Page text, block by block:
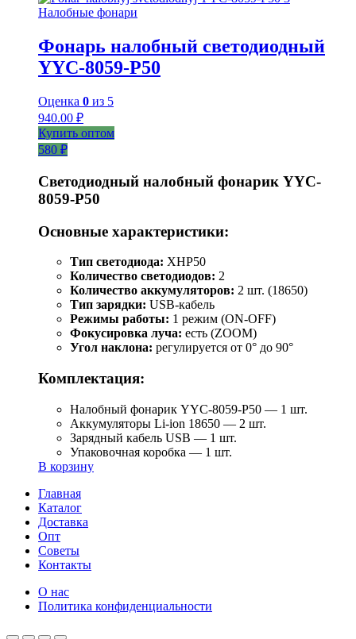
Налобные фонари
Фонарь налобный светодиодный
YYC-8059-P50
Оценка 0 из 5
940.00 ₽
Купить оптом
580 ₽
Светодиодный налобный фонарик YYC-
8059-P50
Основные характеристики:
Тип светодиода: XHP50
Количество светодиодов: 2
Количество аккумуляторов: 2 шт. (18650)
Тип зарядки: USB-кабель
Режимы работы: 1 режим (ON-OFF)
Фокусировка луча: есть (ZOOM)
Угол наклона: регулируется от 0° до 90°
Комплектация:
Налобный фонарик YYC-8059-P50 — 1 шт.
Аккумуляторы Li-ion 18650 — 2 шт.
Зарядный кабель USB — 1 шт.
Упаковочная коробка — 1 шт.
В корзину
Главная
Каталог
Доставка
Опт
Советы
Контакты
О нас
Политика конфиденциальности